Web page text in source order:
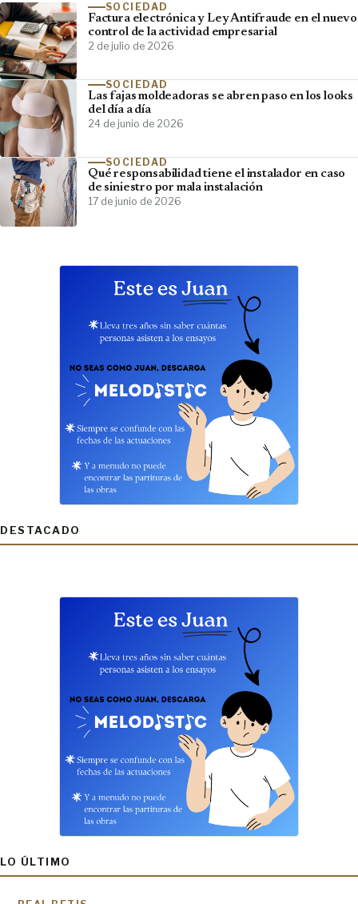
SOCIEDAD
Factura electrónica y Ley Antifraude en el nuevo
control de la actividad empresarial
2 de julio de 2026
SOCIEDAD
Las fajas moldeadoras se abren paso en los looks
del día a día
24 de junio de 2026
SOCIEDAD
Qué responsabilidad tiene el instalador en caso
de siniestro por mala instalación
17 de junio de 2026
DESTACADO
LO ÚLTIMO